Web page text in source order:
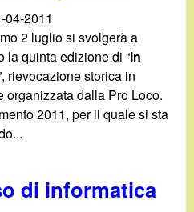
04-2011
2 luglio si svolgerà a
la quinta edizione di “In
rievocazione storica in
organizzata dalla Pro Loco.
2011, per il quale si sta
di informatica